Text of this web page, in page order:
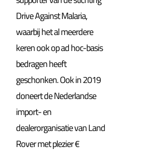
Drive Against Malaria,
waarbij het al meerdere
keren ook op ad hoc-basis
bedragen heeft
geschonken. Ook in 2019
doneert de Nederlandse
import- en
dealerorganisatie van Land
Rover met plezier €